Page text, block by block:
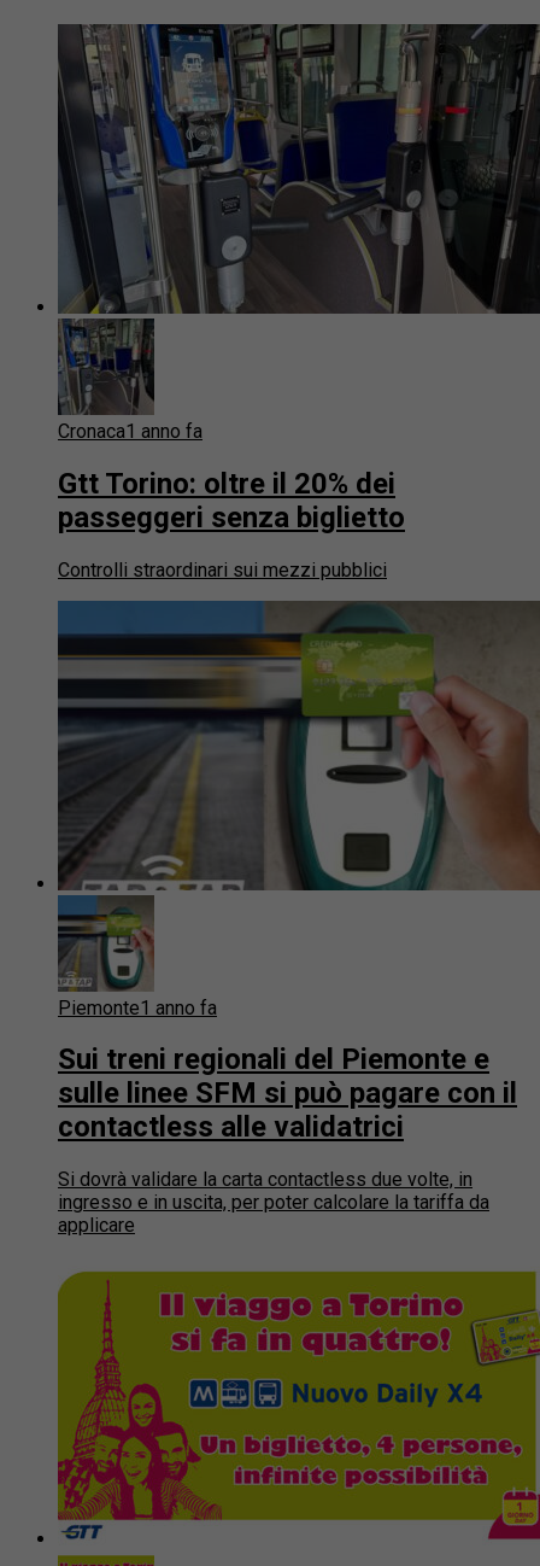
Cronaca1 anno fa
Gtt Torino: oltre il 20% dei
passeggeri senza biglietto
Controlli straordinari sui mezzi pubblici
Piemonte1 anno fa
Sui treni regionali del Piemonte e
sulle linee SFM si può pagare con il
contactless alle validatrici
Si dovrà validare la carta contactless due volte, in
ingresso e in uscita, per poter calcolare la tariffa da
applicare